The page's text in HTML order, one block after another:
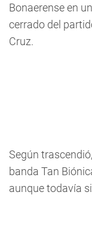
Bonaerense en
cerrado del
Cruz.
Según
banda Tan
aunque todavía